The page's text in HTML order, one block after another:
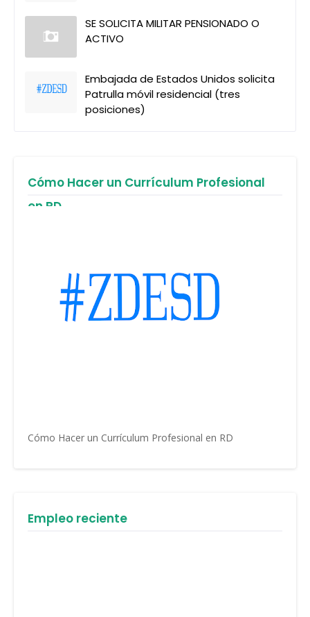
SE SOLICITA MILITAR PENSIONADO O
ACTIVO
Embajada de Estados Unidos solicita
Patrulla móvil residencial (tres
posiciones)
Cómo Hacer un Currículum Profesional
en RD
Cómo Hacer un Currículum Profesional en RD
Empleo reciente